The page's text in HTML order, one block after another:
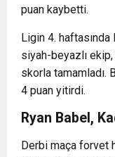
puan kaybetti.
Ligin 4.
siyah-beyazlı ekip,
skorla tamamladı.
4 puan yitirdi.
Ryan Babel,
Derbi maça forvet